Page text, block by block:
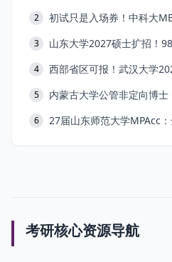
2 初试只是入场券！中科大
3 山东大学2027硕士扩招！
4 西部省区可报！武汉大学
5 内蒙古大学公管非定向博
6 27届山东师范大学MPAcc
考研核心资源导航